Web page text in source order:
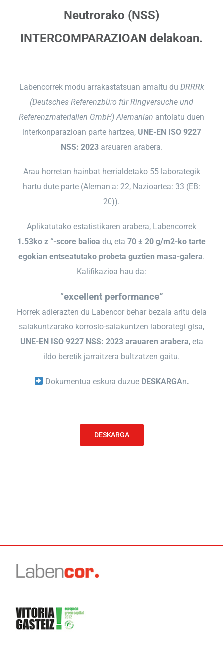
Neutrorako (NSS)
INTERCOMPARAZIOAN delakoan.
Labencorrek modu arrakastatsuan amaitu du DRRRk
(Deutsches Referenzbüro für Ringversuche und
Referenzmaterialien GmbH) Alemanian antolatu duen
interkonparazioan parte hartzea, UNE-EN ISO 9227
NSS: 2023arauaren arabera.
Arau horretan hainbat herrialdetako 55 laborategik
hartu dute parte (Alemania: 22, Nazioartea: 33 (EB:
20)).
Aplikatutako estatistikaren arabera, Labencorrek
1.53ko z “-score balioa du, eta 70 ± 20 g/m2-ko tarte
egokian entseatutako probeta guztien masa-galera.
Kalifikazioa hau da:
“excellent performance”
Horrek adierazten du Labencor behar bezala aritu dela
saiakuntzarako korrosio-saiakuntzen laborategi gisa,
UNE-EN ISO 9227 NSS: 2023 arauaren arabera, eta
ildo beretik jarraitzera bultzatzen gaitu.
Dokumentua eskura duzue DESKARGAn.
DESKARGA